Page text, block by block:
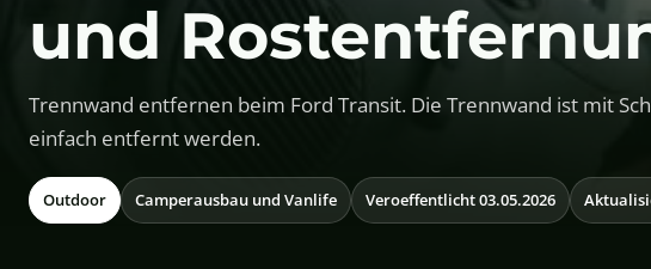
und
Trennwand entfernen beim Ford Transit. Die Trennwand ist mit
einfach entfernt werden.
Outdoor Camperausbau und Vanlife Veroeffentlicht 03.05.2026